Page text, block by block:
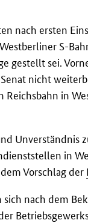
nach ersten
S-
gestellt sei.
nicht
Reichsbahn in
Unverständnis
in
Vorschlag der
nach dem